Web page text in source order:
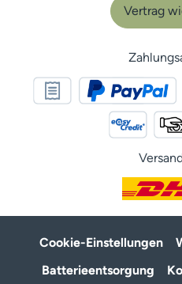
Vertrag
Cookie-Einstellungen
Batterieentsorgung